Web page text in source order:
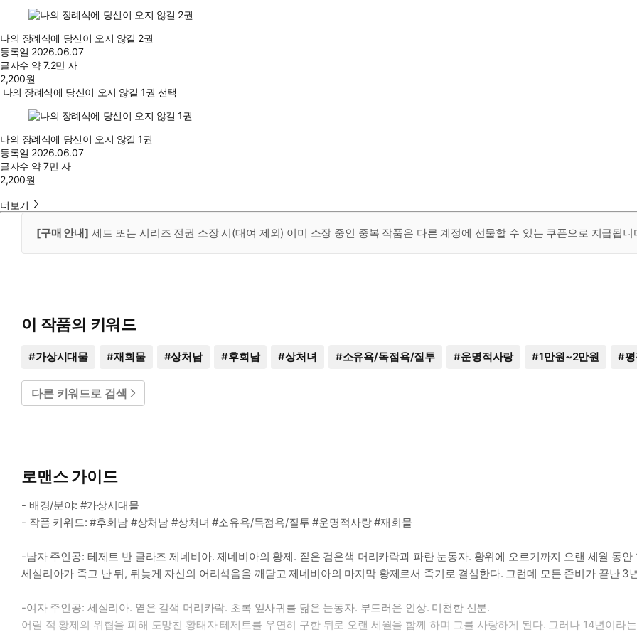
나의 장례식에 당신이 오지 않길 2권
등록일 2026.06.07
글자수 약 7.2만 자
2,200원
나의 장례식에 당신이 오지 않길 1권 선택
나의 장례식에 당신이 오지 않길 1권
등록일 2026.06.07
글자수 약 7만 자
2,200원
더보기
[구매 안내] 세트 또는 시리즈 전권 소장 시(대여 제외) 이미 소장 중인 중복 작품은 다른 계정에 선물할 수 있는 쿠폰으로 지급됩니
이 작품의 키워드
#가상시대물 #재회물 #상처남 #후회남 #상처녀 #소유욕/독점욕/질투 #운명적사랑 #1만원~2만원 #
다른 키워드로 검색
로맨스 가이드
- 배경/분야: #가상시대물
- 작품 키워드: #후회남 #상처남 #상처녀 #소유욕/독점욕/질투 #운명적사랑 #재회물
-남자 주인공: 테제트 반 클라즈 제네비아. 제네비아의 황제. 짙은 검은색 머리카락과 파란 눈동자. 황위에 오르기까지 오랜 세월 동
세실리아가 죽고 난 뒤, 뒤늦게 자신의 어리석음을 깨닫고 제네비아의 마지막 황제로서 죽기로 결심한다. 그런데 모든 준비가 끝난 3
-여자 주인공: 세실리아. 옅은 갈색 머리카락. 초록 잎사귀를 닮은 눈동자. 부드러운 인상. 미천한 신분.
어릴 적 황제의 위협을 피해 도망친 황태자 테제트를 우연히 구한 뒤로 오랜 세월을 함께 하며 그를 사랑하게 된다. 그러나 14년이라